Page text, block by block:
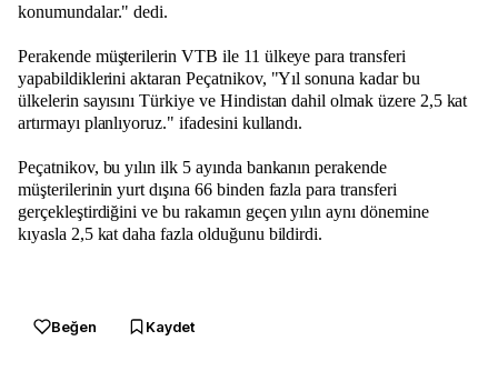
konumundalar." dedi.
Perakende müşterilerin VTB ile 11 ülkeye para transferi
yapabildiklerini aktaran Peçatnikov, "Yıl sonuna kadar bu
ülkelerin sayısını Türkiye ve Hindistan dahil olmak üzere 2,5 kat
artırmayı planlıyoruz." ifadesini kullandı.
Peçatnikov, bu yılın ilk 5 ayında bankanın perakende
müşterilerinin yurt dışına 66 binden fazla para transferi
gerçekleştirdiğini ve bu rakamın geçen yılın aynı dönemine
kıyasla 2,5 kat daha fazla olduğunu bildirdi.
Beğen Kaydet